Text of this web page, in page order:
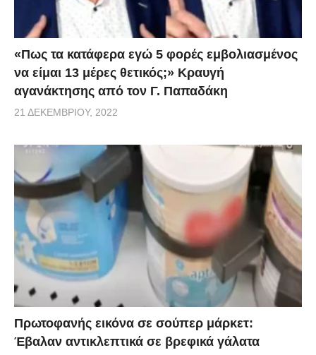
«Πως τα κατάφερα εγώ 5 φορές εμβoλιασμένος
να είμαι 13 μέρες θετικός;» Κραυγή
αγανάκτησης από τον Γ. Παπαδάκη
21 ΔΕΚΕΜΒΡΊΟΥ, 2022
Πρωτοφανής εικόνα σε σούπερ μάρκετ:
Έβαλαν αντικλεπτικά σε βρεφικά γάλατα